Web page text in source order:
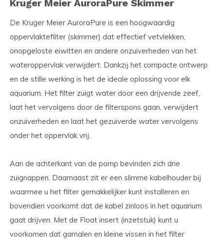
Kruger Meier AuroraPure Skimmer
De Kruger Meier AuroraPure is een hoogwaardig
oppervlaktefilter (skimmer) dat effectief vetvlekken,
onopgeloste eiwitten en andere onzuiverheden van het
wateroppervlak verwijdert. Dankzij het compacte ontwerp
en de stille werking is het de ideale oplossing voor elk
aquarium. Het filter zuigt water door een drijvende zeef,
laat het vervolgens door de filterspons gaan, verwijdert
onzuiverheden en laat het gezuiverde water vervolgens
onder het oppervlak vrij.
Aan de achterkant van de pomp bevinden zich drie
zuignappen. Daarnaast zit er een slimme kabelhouder bij
waarmee u het filter gemakkelijker kunt installeren en
bovendien voorkomt dat de kabel zinloos in het aquarium
gaat drijven. Met de Float insert (inzetstuk) kunt u
voorkomen dat garnalen en kleine vissen in het filter